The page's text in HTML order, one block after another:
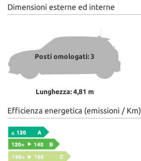
Dimensioni esterne ed interne
Posti omologati: 3
Lunghezza: 4,81 m
Efficienza energetica (emissioni / Km)